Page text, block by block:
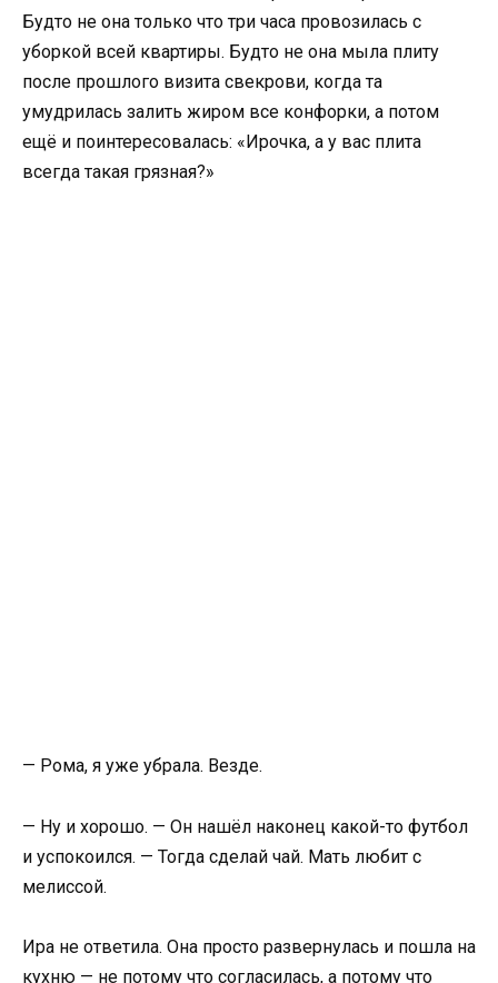
Будто не она только что три часа провозилась с
уборкой всей квартиры. Будто не она мыла плиту
после прошлого визита свекрови, когда та
умудрилась залить жиром все конфорки, а потом
ещё и поинтересовалась: «Ирочка, а у вас плита
всегда такая грязная?»
— Рома, я уже убрала. Везде.
— Ну и хорошо. — Он нашёл наконец какой-то футбол
и успокоился. — Тогда сделай чай. Мать любит с
мелиссой.
Ира не ответила. Она просто развернулась и пошла на
кухню — не потому что согласилась, а потому что